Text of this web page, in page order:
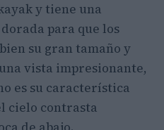
y tiene una
para que los
su gran tamaño y
vista impresionante,
es su característica
cielo contrasta